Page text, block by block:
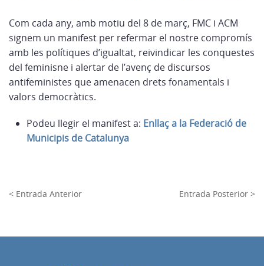
Com cada any, amb motiu del 8 de març, FMC i ACM
signem un manifest per refermar el nostre compromís
amb les polítiques d’igualtat, reivindicar les conquestes
del feminisne i alertar de l’avenç de discursos
antifeministes que amenacen drets fonamentals i
valors democràtics.
Podeu llegir el manifest a: Enllaç a la Federació de
Municipis de Catalunya
< Entrada Anterior Entrada Posterior >